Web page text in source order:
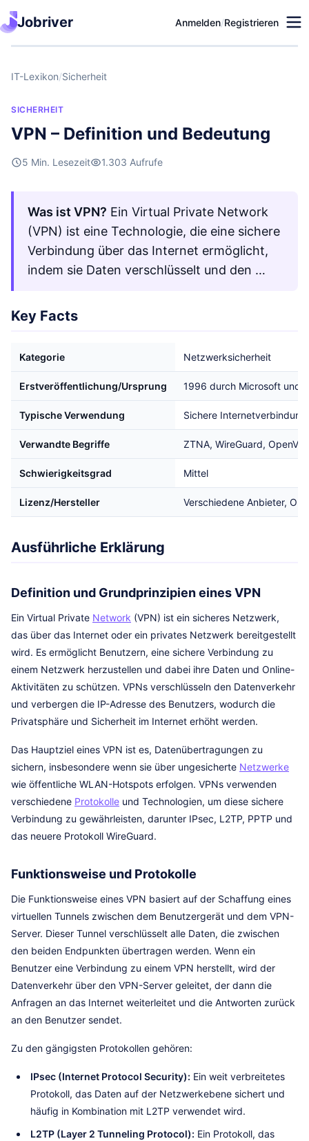
Jobriver Anmelden/Registrieren
IT-Lexikon/Sicherheit
SICHERHEIT
VPN – Definition und Bedeutung
5 Min. Lesezeit 1.303 Aufrufe
Was ist VPN? Ein Virtual Private Network
(VPN) ist eine Technologie, die eine sichere
Verbindung über das Internet ermöglicht,
indem sie Daten verschlüsselt und den …
Key Facts
Kategorie Netzwerksicherheit
Erstveröffentlichung/Ursprung 1996 durch Microsoft und
Typische Verwendung Sichere
Verwandte Begriffe ZTNA, WireGuard,
Schwierigkeitsgrad Mittel
Lizenz/Hersteller Verschiedene Anbieter,
Ausführliche Erklärung
Definition und Grundprinzipien eines VPN
Ein Virtual Private Network (VPN) ist ein sicheres Netzwerk,
das über das Internet oder ein privates Netzwerk bereitgestellt
wird. Es ermöglicht Benutzern, eine sichere Verbindung zu
einem Netzwerk herzustellen und dabei ihre Daten und Online-
Aktivitäten zu schützen. VPNs verschlüsseln den Datenverkehr
und verbergen die IP-Adresse des Benutzers, wodurch die
Privatsphäre und Sicherheit im Internet erhöht werden.
Das Hauptziel eines VPN ist es, Datenübertragungen zu
sichern, insbesondere wenn sie über ungesicherte Netzwerke
wie öffentliche WLAN-Hotspots erfolgen. VPNs verwenden
verschiedene Protokolle und Technologien, um diese sichere
Verbindung zu gewährleisten, darunter IPsec, L2TP, PPTP und
das neuere Protokoll WireGuard.
Funktionsweise und Protokolle
Die Funktionsweise eines VPN basiert auf der Schaffung eines
virtuellen Tunnels zwischen dem Benutzergerät und dem VPN-
Server. Dieser Tunnel verschlüsselt alle Daten, die zwischen
den beiden Endpunkten übertragen werden. Wenn ein
Benutzer eine Verbindung zu einem VPN herstellt, wird der
Datenverkehr über den VPN-Server geleitet, der dann die
Anfragen an das Internet weiterleitet und die Antworten zurück
an den Benutzer sendet.
Zu den gängigsten Protokollen gehören:
IPsec (Internet Protocol Security): Ein weit verbreitetes
Protokoll, das Daten auf der Netzwerkebene sichert und
häufig in Kombination mit L2TP verwendet wird.
L2TP (Layer 2 Tunneling Protocol): Ein Protokoll, das